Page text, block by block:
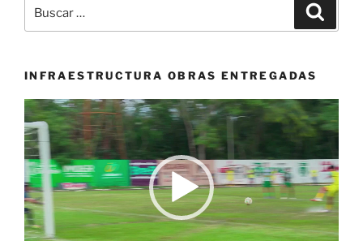
refugiada
migrante
en
proceso
de
inserción
laboral»
por:
INFRAESTRUCTURA OBRAS ENTREGADAS
Reproductor
de
vídeo